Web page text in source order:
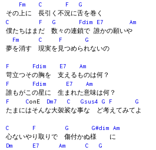
Fm
C F
G
その上に 長引く不況に舌を巻く
C
F G Fdim E7
Am
僕たちはまだ 数々の連鎖で 誰かの願いや
Fm
C F
G
夢を消す 現実を見つめられないの
F Fdim E7
Am
苛立つその胸を 支えるものは何？
F
Fdim E7
Am
誰もがこの星に 生まれた意味は何？
F
ConE Dm7 C Gsus4 G F
G
たまにはそんな大袈裟な事な ど考えてみてよ
C F G G#dim
Am
心ないやり取りで 傷付かぬ様 に
Dm
E7 Am C
G